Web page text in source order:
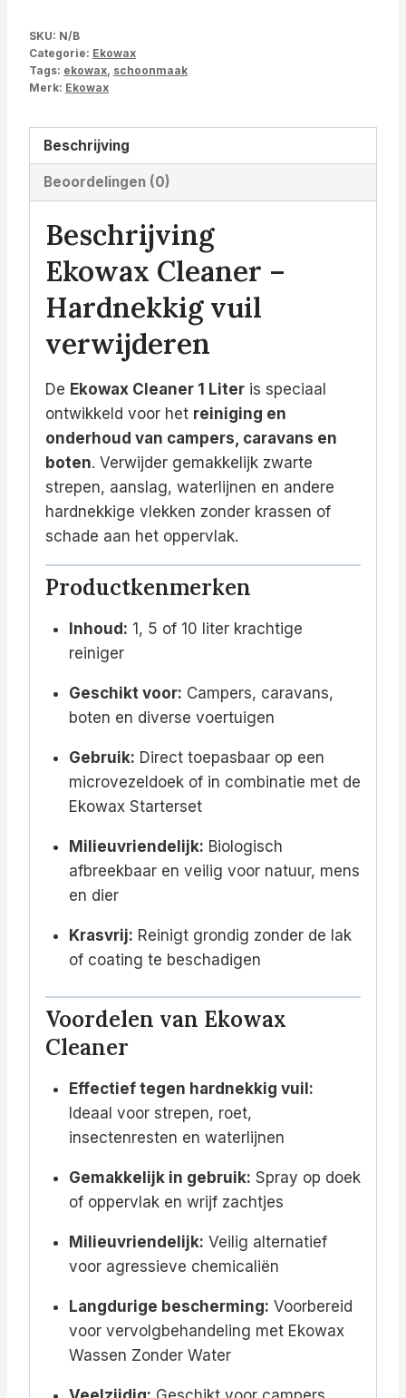
&
boot
aantal
SKU: N/B
Categorie: Ekowax
Tags: ekowax schoonmaak
Merk: Ekowax
Beschrijving
Beoordelingen (0)
Beschrijving
Ekowax Cleaner –
Hardnekkig vuil
verwijderen
De Ekowax Cleaner 1 Liter is speciaal
ontwikkeld voor het reiniging en
onderhoud van campers, caravans en
boten. Verwijder gemakkelijk zwarte
strepen, aanslag, waterlijnen en andere
hardnekkige vlekken zonder krassen of
schade aan het oppervlak.
Productkenmerken
Inhoud: 1, 5 of 10 liter krachtige
reiniger
Geschikt voor: Campers, caravans,
boten en diverse voertuigen
Gebruik: Direct toepasbaar op een
microvezeldoek of in combinatie met de
Ekowax Starterset
Milieuvriendelijk: Biologisch
afbreekbaar en veilig voor natuur, mens
en dier
Krasvrij: Reinigt grondig zonder de lak
of coating te beschadigen
Voordelen van Ekowax
Cleaner
Effectief tegen hardnekkig vuil:
Ideaal voor strepen, roet,
insectenresten en waterlijnen
Gemakkelijk in gebruik: Spray op doek
of oppervlak en wrijf zachtjes
Milieuvriendelijk: Veilig alternatief
voor agressieve chemicaliën
Langdurige bescherming: Voorbereid
voor vervolgbehandeling met Ekowax
Wassen Zonder Water